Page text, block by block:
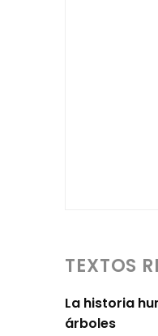
TEXTOS
La historia
árboles